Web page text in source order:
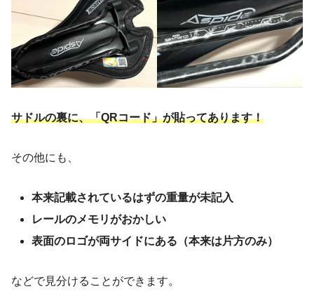
サドルの裏に、「QRコード」が貼ってあります！
その他にも、
本来記載されているはずの重量が未記入
レールのメモリがおかしい
表面のロゴが両サイドにある（本来は片方のみ）
などで見分けることができます。